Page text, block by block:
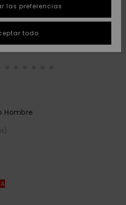
una
a
preguntas
de
Hombre
las preferencias
todo